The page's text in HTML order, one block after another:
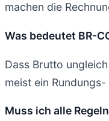
machen die
Was bedeutet BR-
Dass Brutto
meist ein
Muss ich alle